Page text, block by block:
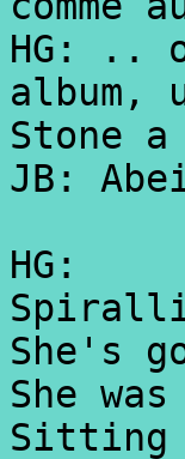
HG: ..
album,
Stone
JB:
HG:
She's
She
Sitting